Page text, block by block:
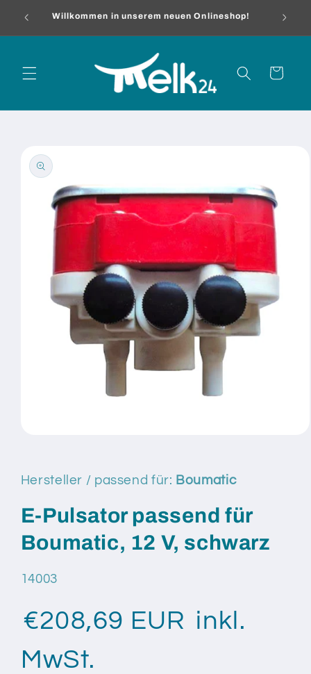
zum
Willkommen in unserem neuen Onlineshop!
Warenkorb
öffnen
Hersteller / passend für: Boumatic
E-Pulsator passend für
Boumatic, 12 V, schwarz
SKU:
14003
€208,69 EUR inkl.
MwSt.